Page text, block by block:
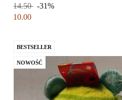
14.50
-31%
10.00
BESTSELLER
NOWOŚĆ